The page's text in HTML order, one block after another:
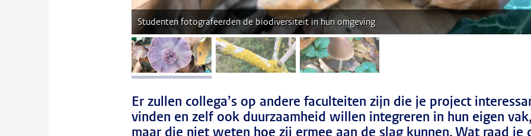
Studenten fotografeerden de biodiversiteit in hun omgeving
afbeelding 1 afbeelding 2 afbeelding 3
Er zullen collega’s op andere faculteiten zijn die je project
vinden en zelf ook duurzaamheid willen integreren in hun eigen
maar die niet weten hoe zij ermee aan de slag kunnen. Wat raad je